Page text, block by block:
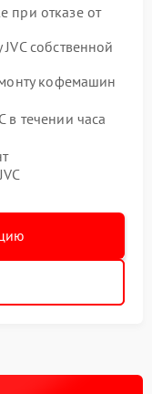
при отказе от
собственной
кофемашин
течении часа